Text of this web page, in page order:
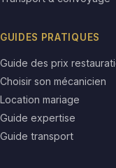
GUIDES PRATIQUES
Guide des prix
Choisir son mécanicien
Location mariage
Guide expertise
Guide transport